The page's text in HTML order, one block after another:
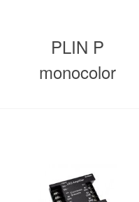
PLIN P
monocolor